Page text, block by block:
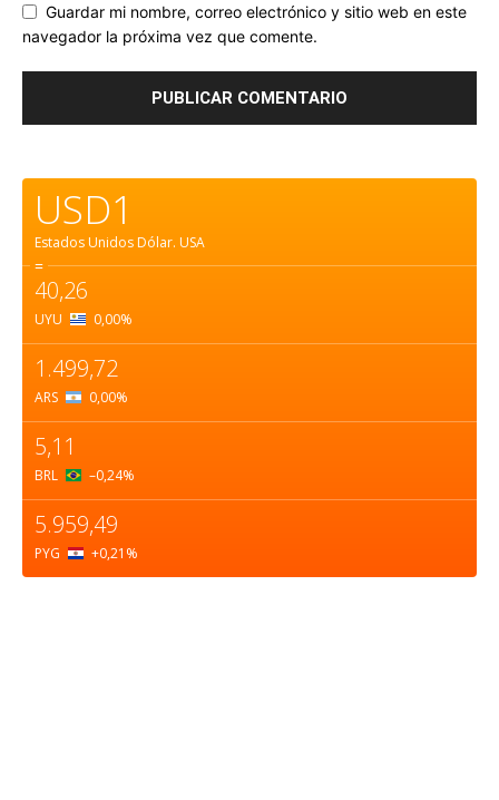
Guardar mi nombre, correo electrónico y sitio web en este
navegador la próxima vez que comente.
USD1
Estados Unidos Dólar. USA
=
40,26
UYU 0,00%
1.499,72
ARS 0,00%
5,11
BRL –0,24%
5.959,49
PYG +0,21 %